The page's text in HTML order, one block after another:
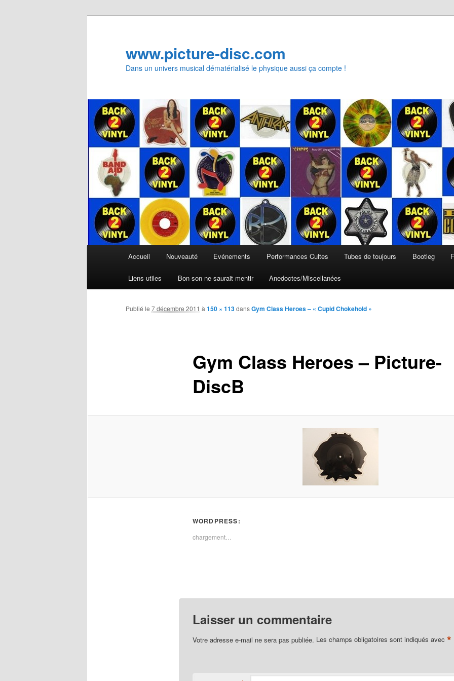
www.picture-disc.com
Dans un univers musical dématérialisé le physique aussi ça compte !
Accueil Nouveauté Evénements Performances Cultes Tubes de toujours Bootleg
Liens utiles Bon son ne saurait mentir Anedoctes/Miscellanées
Gym Class Heroes – Picture-
DiscB
Publié le 7 décembre 2011 à150 × 113dansGym Class Heroes – « Cupid Chokehold »
WORDPRESS:
chargement…
Laisser un commentaire
Votre adresse e-mail ne sera pas publiée. Les champs obligatoires sont indiqués avec *